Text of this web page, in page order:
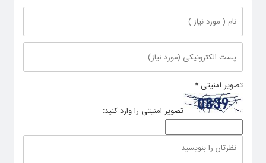
تصویر امنیتی *
تصویر امنیتی را وارد کنید: